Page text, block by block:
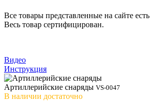
Все товары представленные на сайте
Весь товар сертифицирован.
Видео
Инструкция
Артиллерийские снаряды VS-0047
В наличии достаточно